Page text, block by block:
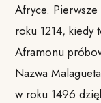
Afryce.
roku 1214, kiedy
Aframonu
Nazwa
w roku 1496